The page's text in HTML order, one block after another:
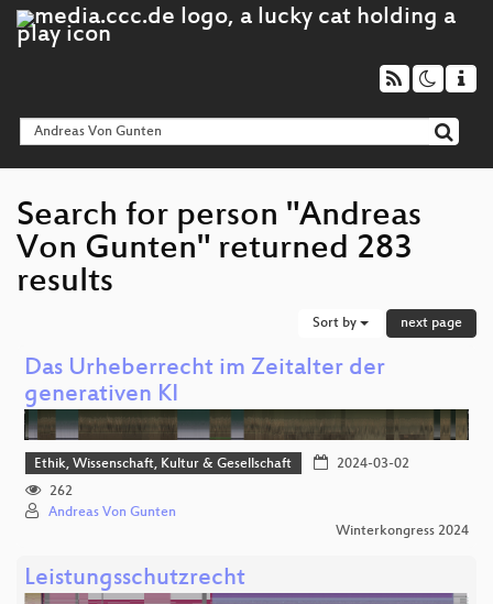
Search for person "Andreas
Von Gunten" returned 283
results
Sort by next page
Das Urheberrecht im Zeitalter der
generativen KI
Ethik, Wissenschaft, Kultur & Gesellschaft
2024-03-02
262
Andreas Von Gunten
Winterkongress 2024
Leistungsschutzrecht